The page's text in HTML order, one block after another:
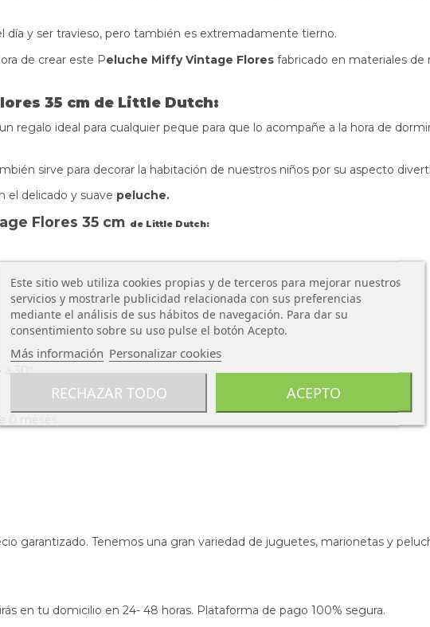
día y ser travieso, pero también es extremadamente tierno.
de crear este Peluche Miffy Vintage Flores fabricado en materiales
35 cm de Little Dutch:
regalo ideal para cualquier peque para que lo acompañe a la hora de
sirve para decorar la habitación de nuestros niños por su aspecto
el delicado y suave peluche.
Flores 35 cm de Little Dutch:
30º.
meses.
garantizado. Tenemos una gran variedad de juguetes, marionetas y
en tu domicilio en 24- 48 horas. Plataforma de pago 100% segura.
Este sitio web utiliza cookies propias y de terceros para mejorar nuestros
servicios y mostrarle publicidad relacionada con sus preferencias
mediante el análisis de sus hábitos de navegación. Para dar su
consentimiento sobre su uso pulse el botón Acepto.
Más información Personalizar cookies
RECHAZAR TODO ACEPTO